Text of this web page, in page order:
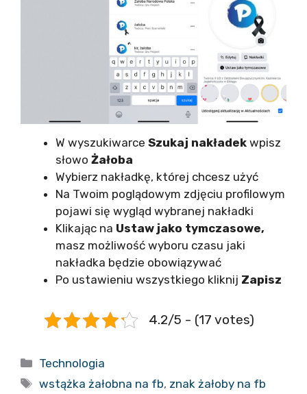
W wyszukiwarce Szukaj nakładek wpisz
słowo Żałoba
Wybierz nakładkę, której chcesz użyć
Na Twoim poglądowym zdjęciu profilowym
pojawi się wygląd wybranej nakładki
Klikając na Ustaw jako tymczasowe,
masz możliwość wyboru czasu jaki
nakładka będzie obowiązywać
Po ustawieniu wszystkiego kliknij Zapisz
4.2/5 - (17 votes)
Kategorie
Technologia
Tagi
wstążka żałobna na fb, znak żałoby na fb